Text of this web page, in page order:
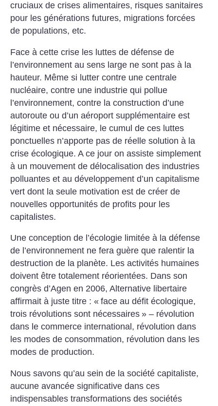
cruciaux de crises alimentaires, risques sanitaires
pour les générations futures, migrations forcées
de populations, etc.
Face à cette crise les luttes de défense de
l’environnement au sens large ne sont pas à la
hauteur. Même si lutter contre une centrale
nucléaire, contre une industrie qui pollue
l’environnement, contre la construction d’une
autoroute ou d’un aéroport supplémentaire est
légitime et nécessaire, le cumul de ces luttes
ponctuelles n’apporte pas de réelle solution à la
crise écologique. A ce jour on assiste simplement
à un mouvement de délocalisation des industries
polluantes et au développement d’un capitalisme
vert dont la seule motivation est de créer de
nouvelles opportunités de profits pour les
capitalistes.
Une conception de l’écologie limitée à la défense
de l’environnement ne fera guère que ralentir la
destruction de la planète. Les activités humaines
doivent être totalement réorientées. Dans son
congrès d’Agen en 2006, Alternative libertaire
affirmait à juste titre : « face au défit écologique,
trois révolutions sont nécessaires » – révolution
dans le commerce international, révolution dans
les modes de consommation, révolution dans les
modes de production.
Nous savons qu’au sein de la société capitaliste,
aucune avancée significative dans ces
indispensables transformations des sociétés